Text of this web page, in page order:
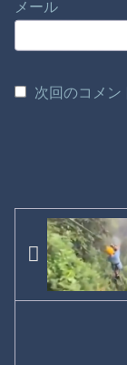
メール
次回のコメン